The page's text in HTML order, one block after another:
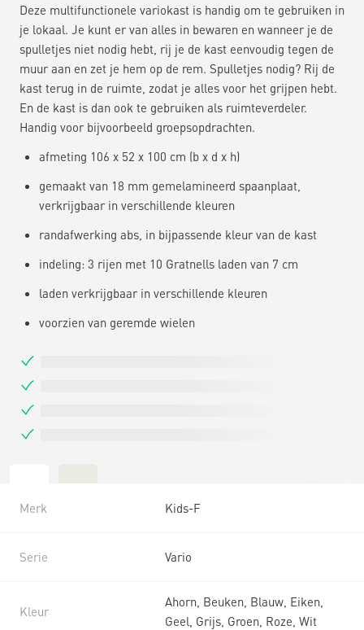
Deze multifunctionele variokast is handig om te gebruiken in
je lokaal. Je kunt er van alles in bewaren en wanneer je de
spulletjes niet nodig hebt, rij je de kast eenvoudig tegen de
muur aan en zet je hem op de rem. Spulletjes nodig? Rij de
kast terug in de ruimte, zodat je alles voor het grijpen hebt.
En de kast is dan ook te gebruiken als ruimteverdeler.
Handig voor bijvoorbeeld groepsopdrachten.
afmeting 106 x 52 x 100 cm (b x d x h)
gemaakt van 18 mm gemelamineerd spaanplaat,
verkrijgbaar in verschillende kleuren
randafwerking abs, in bijpassende kleur van de kast
indeling: 3 rijen met 10 Gratnells laden van 7 cm
laden verkrijgbaar in verschillende kleuren
voorzien van geremde wielen
Merk Kids-F
Serie Vario
Kleur
Ahorn, Beuken, Blauw, Eiken,
Geel, Grijs, Groen, Roze, Wit